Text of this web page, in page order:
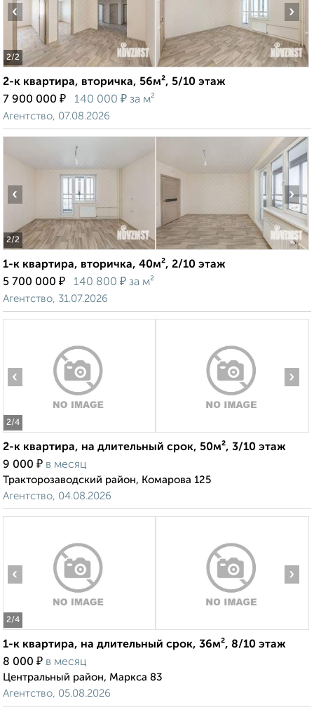
2/2
‹ ›
2-к квартира, вторичка, 56м², 5/10 этаж
7 900 000 ₽ 140 000 ₽ за м²
Агентство, 07.08.2026
2/2
‹ ›
1-к квартира, вторичка, 40м², 2/10 этаж
5 700 000 ₽ 140 800 ₽ за м²
Агентство, 31.07.2026
2/4
‹ ›
2-к квартира, на длительный срок, 50м², 3/10 этаж
9 000 ₽ в месяц
Тракторозаводский район, Комарова 125
Агентство, 04.08.2026
2/4
‹ ›
1-к квартира, на длительный срок, 36м², 8/10 этаж
8 000 ₽ в месяц
Центральный район, Маркса 83
Агентство, 05.08.2026